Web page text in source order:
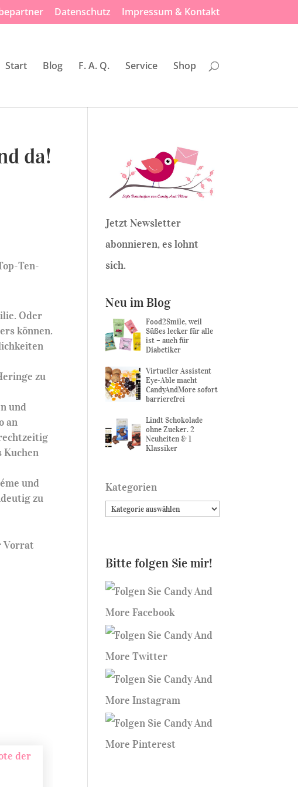
Datenschutz Impressum & Kontakt
Start Blog F. A. Q. Service Shop
da!
Ten-
Oder
können.
zu
und
an
Kuchen
und
zu
Vorrat
Jetzt Newsletter
abonnieren, es lohnt
sich.
Neu im Blog
Food2Smile, weil
Süßes lecker für alle
ist – auch für
Diabetiker
Virtueller Assistent
Eye-Able macht
CandyAndMore sofort
barrierefrei
Lindt Schokolade
ohne Zucker. 2
Neuheiten & 1
Klassiker
Kategorien
Bitte folgen Sie mir!